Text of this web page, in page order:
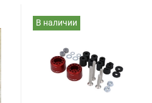
В наличии